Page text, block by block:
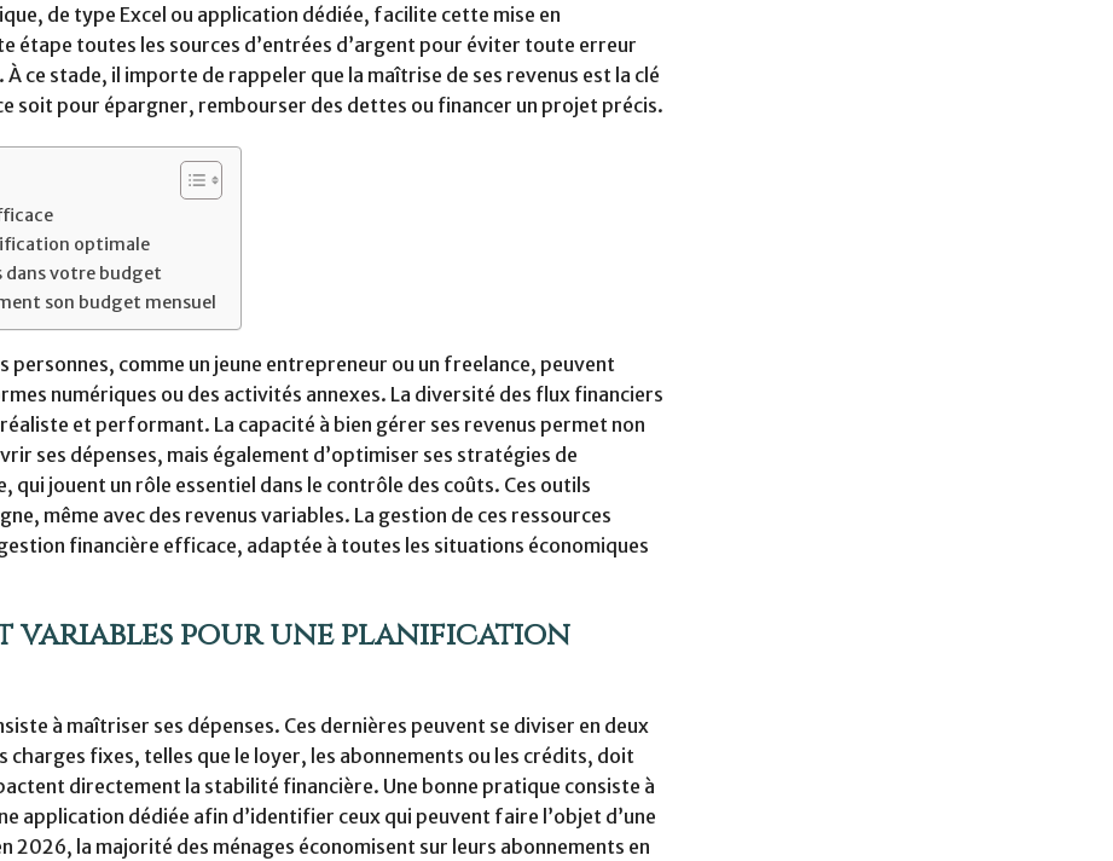
de type Excel ou application dédiée, facilite cette mise en
étape toutes les sources d’entrées d’argent pour éviter toute erreur
ce stade, il importe de rappeler que la maîtrise de ses revenus est la clé
soit pour épargner, rembourser des dettes ou financer un projet précis.
optimale
dans votre budget
son budget mensuel
comme un jeune entrepreneur ou un freelance, peuvent
numériques ou des activités annexes. La diversité des flux financiers
et performant. La capacité à bien gérer ses revenus permet non
ses dépenses, mais également d’optimiser ses stratégies de
jouent un rôle essentiel dans le contrôle des coûts. Ces outils
même avec des revenus variables. La gestion de ces ressources
financière efficace, adaptée à toutes les situations économiques
variables pour une planification
à maîtriser ses dépenses. Ces dernières peuvent se diviser en deux
fixes, telles que le loyer, les abonnements ou les crédits, doit
directement la stabilité financière. Une bonne pratique consiste à
application dédiée afin d’identifier ceux qui peuvent faire l’objet d’une
2026, la majorité des ménages économisent sur leurs abonnements en